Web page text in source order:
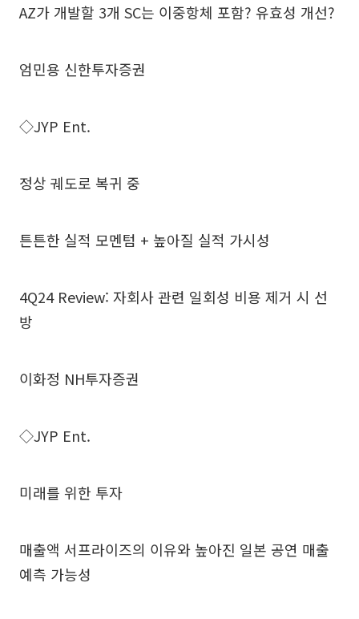
AZ가 개발할 3개 SC는 이중항체 포함? 유효성 개선?
엄민용 신한투자증권
◇JYP Ent.
정상 궤도로 복귀 중
튼튼한 실적 모멘텀 + 높아질 실적 가시성
4Q24 Review: 자회사 관련 일회성 비용 제거 시 선
방
이화정 NH투자증권
◇JYP Ent.
미래를 위한 투자
매출액 서프라이즈의 이유와 높아진 일본 공연 매출
예측 가능성